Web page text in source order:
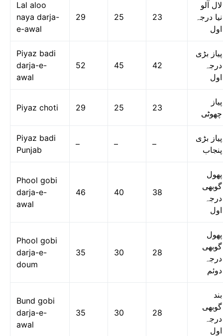
Lal aloo
naya darja-
e-awal
29 25 23
لال آلو
نیا درجہ
اول
Piyaz badi
darja-e-
awal
52 45 42
پیاز بڑی
درجہ
اول
Piyaz choti 29 25 23
پیاز
چھوٹی
Piyaz badi
Punjab
– – –
پیاز بڑی
پنجاب
Phool gobi
darja-e-
awal
46 40 38
پھول
گوبھی
درجہ
اول
Phool gobi
darja-e-
doum
35 30 28
پھول
گوبھی
درجہ
دوئم
Bund gobi
darja-e-
awal
35 30 28
بند
گوبھی
درجہ
اول